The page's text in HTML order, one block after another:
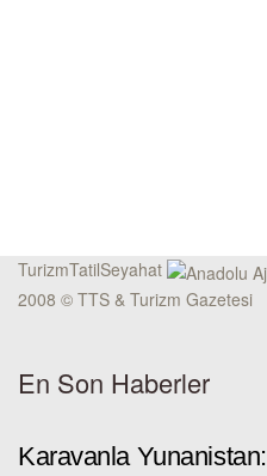
TurizmTatilSeyahat
2008 © TTS & Turizm Gazetesi
En Son Haberler
Karavanla